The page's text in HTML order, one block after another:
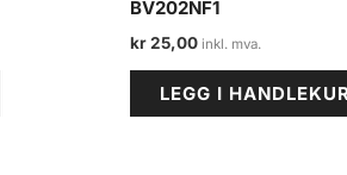
BV202NF1
kr25,00
LEGG I